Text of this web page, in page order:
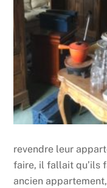
revendre leur
faire, il fallait qu’ils
ancien